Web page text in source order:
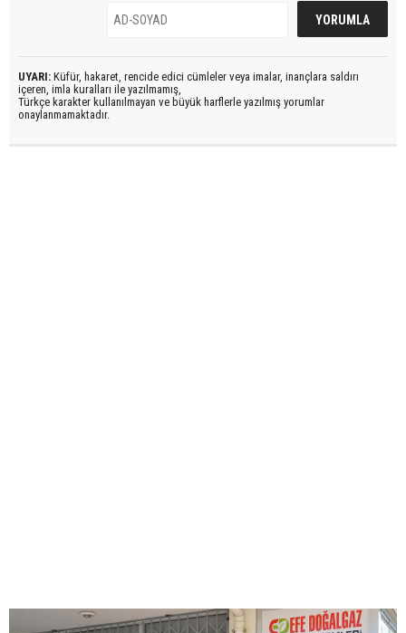
UYARI: Küfür, hakaret, rencide edici cümleler veya imalar, inançlara saldırı
içeren, imla kuralları ile yazılmamış,
Türkçe karakter kullanılmayan ve büyük harflerle yazılmış yorumlar
onaylanmamaktadır.